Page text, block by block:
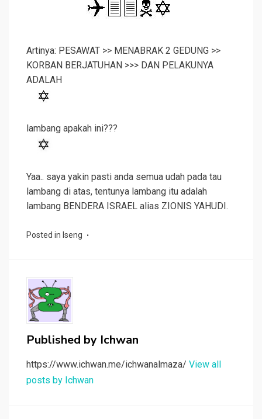
Artinya: PESAWAT >> MENABRAK 2 GEDUNG >>
KORBAN BERJATUHAN >>> DAN PELAKUNYA
ADALAH
lambang apakah ini???
Yaa.. saya yakin pasti anda semua udah pada tau
lambang di atas, tentunya lambang itu adalah
lambang BENDERA ISRAEL alias ZIONIS YAHUDI.
Posted in Iseng
Published by Ichwan
https://www.ichwan.me/ichwanalmaza/ View all
posts by Ichwan